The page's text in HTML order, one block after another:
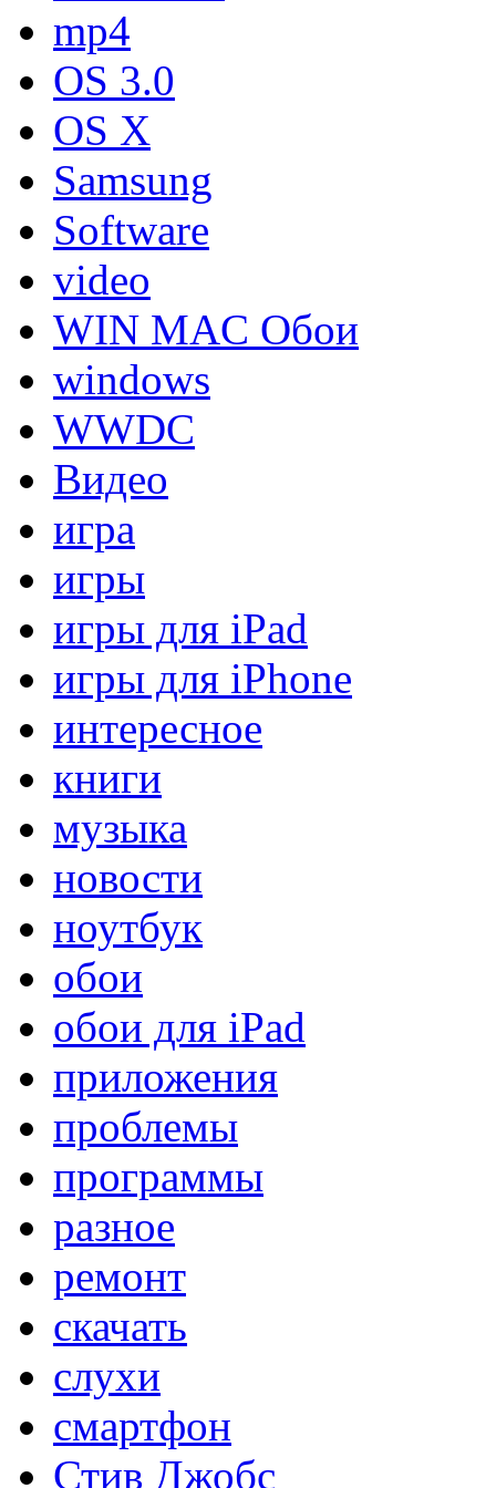
mp4
OS 3.0
OS X
Samsung
Software
video
WIN MAC Обои
windows
WWDC
Видео
игра
игры
игры для iPad
игры для iPhone
интересное
книги
музыка
новости
ноутбук
обои
обои для iPad
приложения
проблемы
программы
разное
ремонт
скачать
слухи
смартфон
Стив Джобс